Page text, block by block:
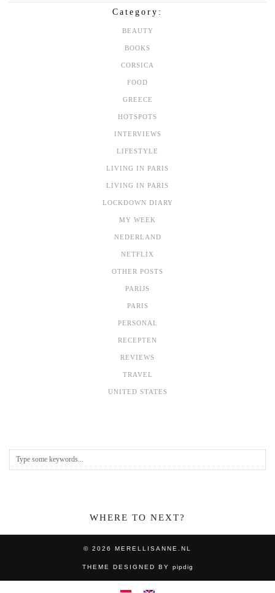
Category:
BEAUTY
BOOKS
CORSICA
FOOD
GREECE
HOTSPOTS
INTERVIEWS
LIFESTYLE
LIVING IN PARIS
LIVING IN PARIS
LOCKDOWN DIARY
MY WEEK
NEDERLAND
NETFLIX
OTHER POSTS
PARIJS
PARIS
PERSONAL
RECEPTEN
REVIEWS
TRAVEL
UNITED STATES
WHERE TO NEXT?
© 2026 MERELLISANNE.NL
THEME DESIGNED BY pipdig